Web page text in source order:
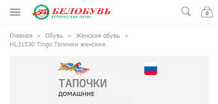
0
Главная Обувь
Женская обувь
HL31530 Tingo Тапочки женские